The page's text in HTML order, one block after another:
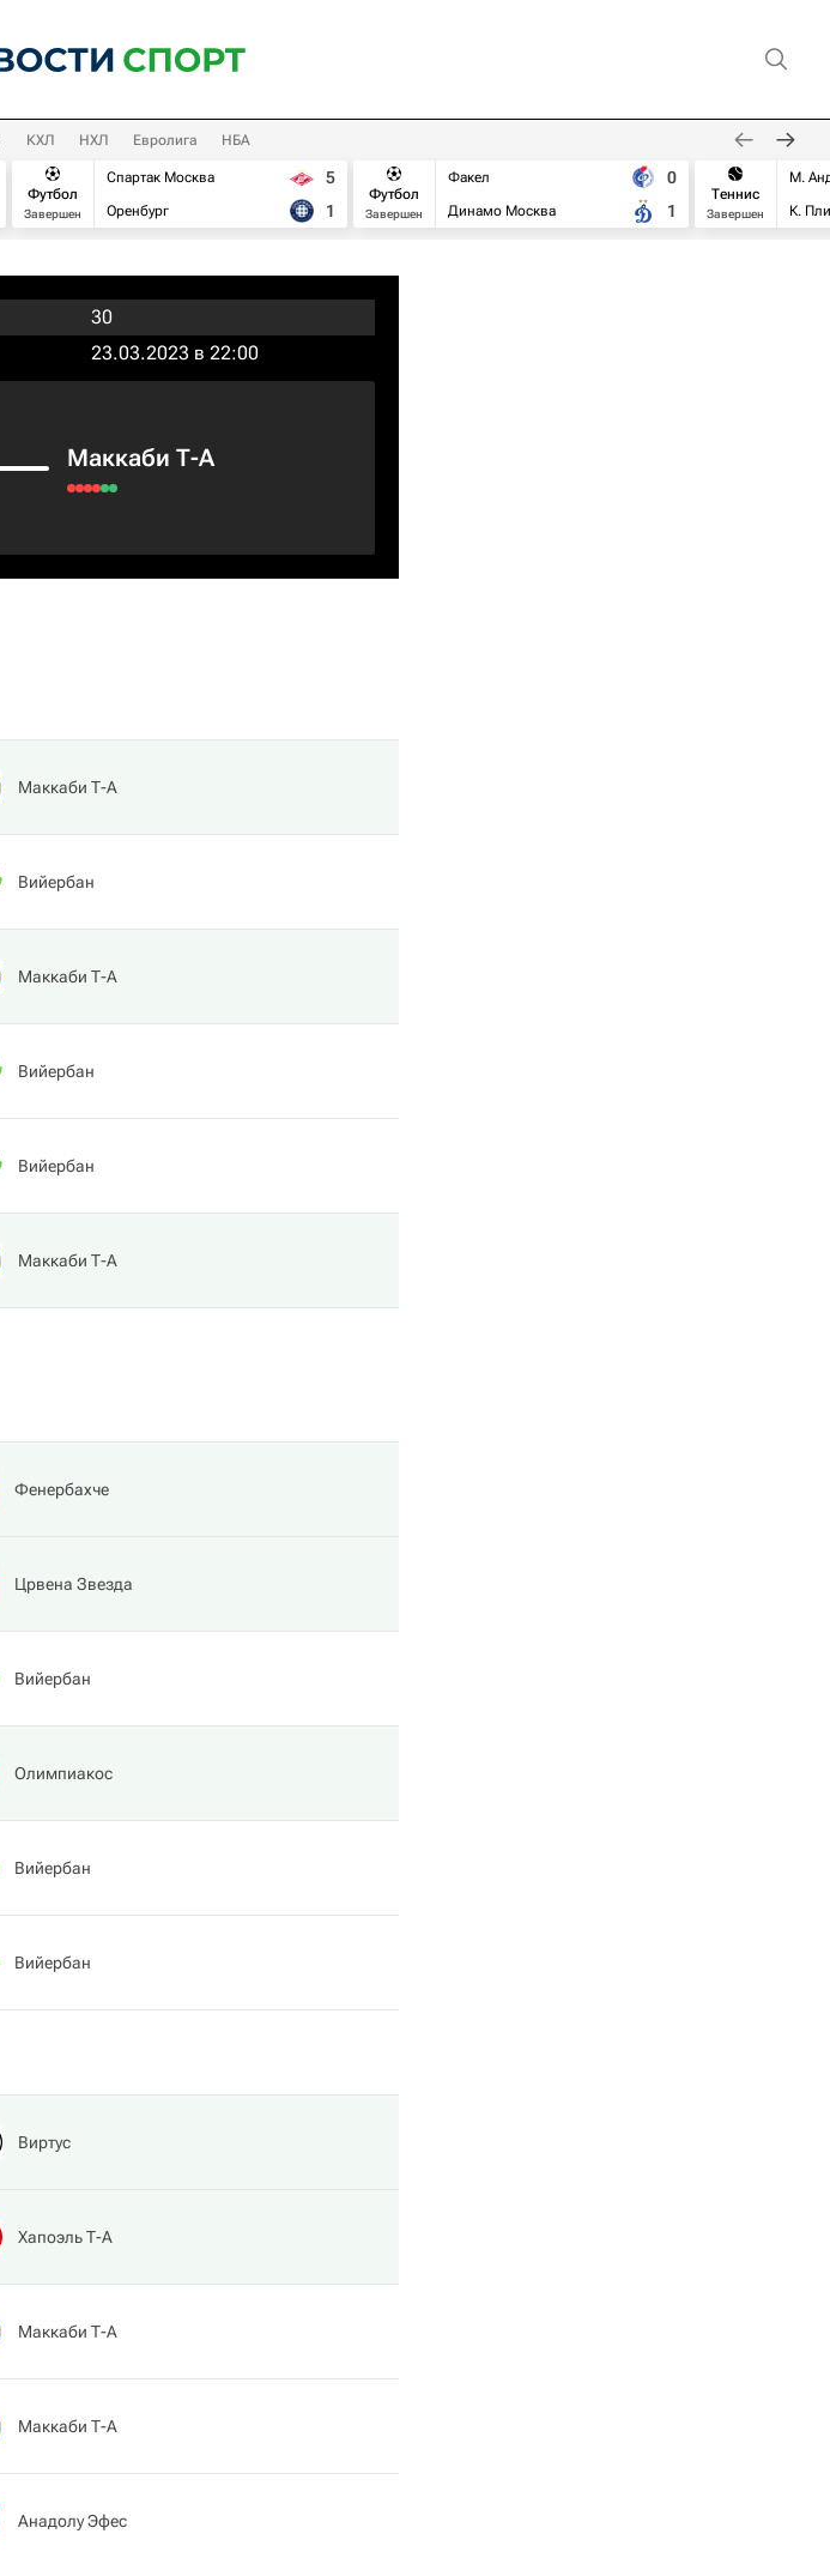
КХЛ НХЛ Евролига НБА
Футбол
Завершен
Спартак Москва
Оренбург
5
1
Футбол
Завершен
Факел
Динамо Москва
0
1
Теннис
Завершен
М.
К.
30
23.03.2023 в 22:00
Маккаби Т-А
Маккаби Т-А
Вийербан
Маккаби Т-А
Вийербан
Вийербан
Маккаби Т-А
Фенербахче
Црвена Звезда
Вийербан
Олимпиакос
Вийербан
Вийербан
Виртус
Хапоэль Т-А
Маккаби Т-А
Маккаби Т-А
Анадолу Эфес